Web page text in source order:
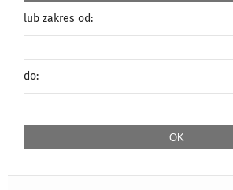
lub zakres od:
do: